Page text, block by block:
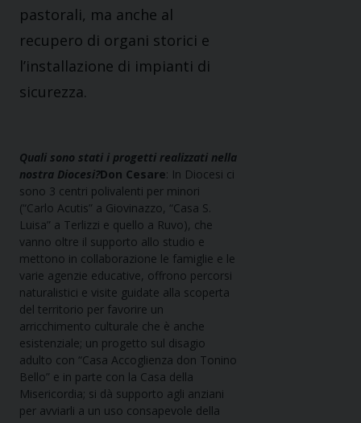
pastorali, ma anche al
recupero di organi storici e
l’installazione di impianti di
sicurezza.
Quali sono stati i progetti realizzati nella
nostra Diocesi?Don Cesare: In Diocesi ci
sono 3 centri polivalenti per minori
(“Carlo Acutis” a Giovinazzo, “Casa S.
Luisa” a Terlizzi e quello a Ruvo), che
vanno oltre il supporto allo studio e
mettono in collaborazione le famiglie e le
varie agenzie educative, offrono percorsi
naturalistici e visite guidate alla scoperta
del territorio per favorire un
arricchimento culturale che è anche
esistenziale; un progetto sul disagio
adulto con “Casa Accoglienza don Tonino
Bello” e in parte con la Casa della
Misericordia; si dà supporto agli anziani
per avviarli a un uso consapevole della